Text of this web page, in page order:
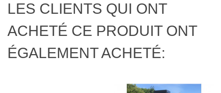
LES CLIENTS QUI ONT
ACHETÉ CE PRODUIT ONT
ÉGALEMENT ACHETÉ: